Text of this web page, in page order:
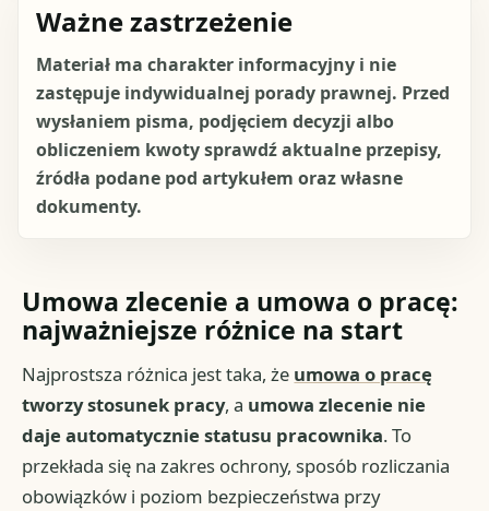
Ważne zastrzeżenie
Materiał ma charakter informacyjny i nie
zastępuje indywidualnej porady prawnej. Przed
wysłaniem pisma, podjęciem decyzji albo
obliczeniem kwoty sprawdź aktualne przepisy,
źródła podane pod artykułem oraz własne
dokumenty.
Umowa zlecenie a umowa o pracę:
najważniejsze różnice na start
Najprostsza różnica jest taka, że umowa o pracę
tworzy stosunek pracy, a umowa zlecenie nie
daje automatycznie statusu pracownika. To
przekłada się na zakres ochrony, sposób rozliczania
obowiązków i poziom bezpieczeństwa przy